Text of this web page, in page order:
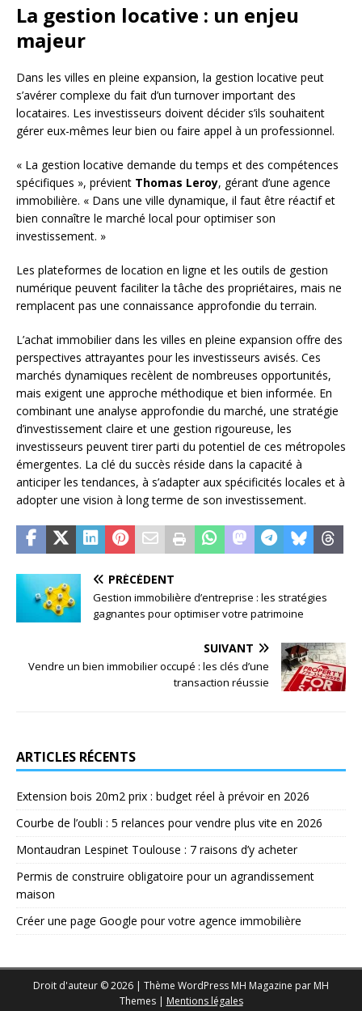
La gestion locative : un enjeu
majeur
Dans les villes en pleine expansion, la gestion locative peut
s’avérer complexe du fait d’un turnover important des
locataires. Les investisseurs doivent décider s’ils souhaitent
gérer eux-mêmes leur bien ou faire appel à un professionnel.
« La gestion locative demande du temps et des compétences
spécifiques », prévient Thomas Leroy, gérant d’une agence
immobilière. « Dans une ville dynamique, il faut être réactif et
bien connaître le marché local pour optimiser son
investissement. »
Les plateformes de location en ligne et les outils de gestion
numérique peuvent faciliter la tâche des propriétaires, mais ne
remplacent pas une connaissance approfondie du terrain.
L’achat immobilier dans les villes en pleine expansion offre des
perspectives attrayantes pour les investisseurs avisés. Ces
marchés dynamiques recèlent de nombreuses opportunités,
mais exigent une approche méthodique et bien informée. En
combinant une analyse approfondie du marché, une stratégie
d’investissement claire et une gestion rigoureuse, les
investisseurs peuvent tirer parti du potentiel de ces métropoles
émergentes. La clé du succès réside dans la capacité à
anticiper les tendances, à s’adapter aux spécificités locales et à
adopter une vision à long terme de son investissement.
PRÉCÉDENT
Gestion immobilière d’entreprise : les stratégies
gagnantes pour optimiser votre patrimoine
SUIVANT
Vendre un bien immobilier occupé : les clés d’une
transaction réussie
ARTICLES RÉCENTS
Extension bois 20m2 prix : budget réel à prévoir en 2026
Courbe de l’oubli : 5 relances pour vendre plus vite en 2026
Montaudran Lespinet Toulouse : 7 raisons d’y acheter
Permis de construire obligatoire pour un agrandissement
maison
Créer une page Google pour votre agence immobilière
Droit d'auteur © 2026 | Thème WordPress MH Magazine par MH
Themes | Mentions légales